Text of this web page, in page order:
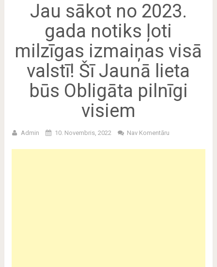
Jau sākot no 2023.
gada notiks ļoti
milzīgas izmaiņas visā
valstī! Šī Jaunā lieta
būs Obligāta pilnīgi
visiem
Admin 10. Novembris, 2022 Nav Komentāru